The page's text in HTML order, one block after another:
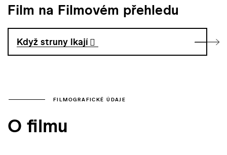
Film na Filmovém přehledu
Když struny lkají
FILMOGRAFICKÉ ÚDAJE
O filmu